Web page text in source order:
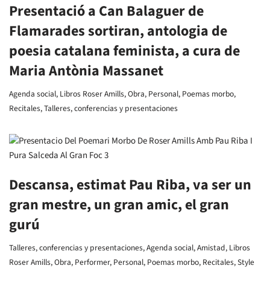
Presentació a Can Balaguer de
Flamarades sortiran, antologia de
poesia catalana feminista, a cura de
Maria Antònia Massanet
Agenda social, Libros Roser Amills,Obra, Personal, Poemas morbo,
Recitales,Talleres, conferencias y presentaciones
Descansa, estimat Pau Riba, va ser un
gran mestre, un gran amic, el gran
gurú
Talleres, conferencias y presentaciones,Agenda social,Amistad, Libros
Roser Amills,Obra, Performer, Personal, Poemas morbo, Recitales,Style